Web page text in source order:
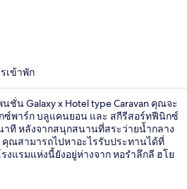
เข้าพัก
ชั่น Galaxy x Hotel type Caravan คุณจะ
พาร์ก บลูแคนยอน และ สกีรีสอร์ทฟีนิกซ์
าที หลังจากสนุกสนานที่สระว่ายน้ำกลาง
คุณสามารถไปหาอะไรรับประทานได้ที่
แรมแห่งนี้ยังอยู่ห่างจาก หอรำลึกลี ฮโย